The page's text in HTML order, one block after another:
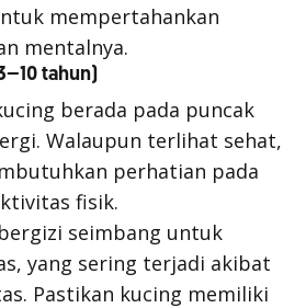
mempertahankan
mentalnya.
tahun)
berada pada puncak
Walaupun terlihat sehat,
perhatian pada
fisik.
seimbang untuk
yang sering terjadi akibat
Pastikan kucing memiliki